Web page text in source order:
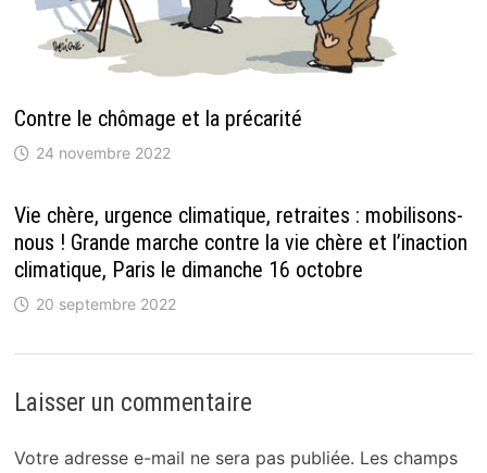
Contre le chômage et la précarité
24 novembre 2022
Vie chère, urgence climatique, retraites : mobilisons-
nous ! Grande marche contre la vie chère et l’inaction
climatique, Paris le dimanche 16 octobre
20 septembre 2022
Laisser un commentaire
Votre adresse e-mail ne sera pas publiée. Les champs